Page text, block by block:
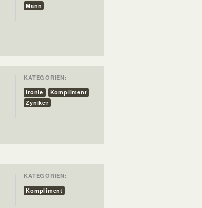
Mann
KATEGORIEN:
Ironie
Kompliment
Zyniker
KATEGORIEN:
Kompliment